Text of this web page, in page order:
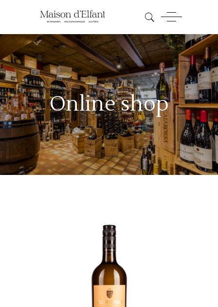
Online shop